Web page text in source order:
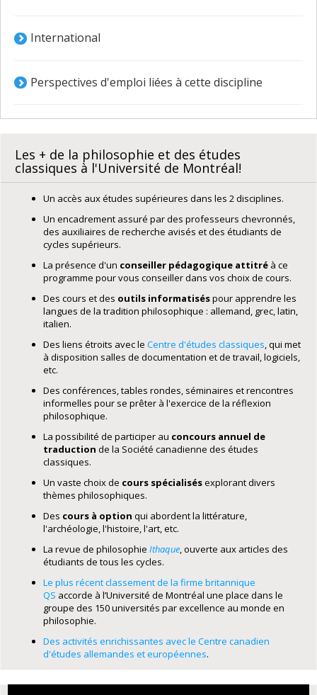
International
Perspectives d'emploi liées à cette discipline
Les + de la philosophie et des études
classiques à l'Université de Montréal!
Un accès aux études supérieures dans les 2 disciplines.
Un encadrement assuré par des professeurs chevronnés,
des auxiliaires de recherche avisés et des étudiants de
cycles supérieurs.
La présence d'un conseiller pédagogique attitré à ce
programme pour vous conseiller dans vos choix de cours.
Des cours et des outils informatiséspour apprendre les
langues de la tradition philosophique : allemand, grec, latin,
italien.
Des liens étroits avec le Centre d'études classiques, qui met
à disposition salles de documentation et de travail, logiciels,
etc.
Des conférences, tables rondes, séminaires et rencontres
informelles pour se prêter à l'exercice de la réflexion
philosophique.
La possibilité de participer au concours annuel de
traduction de la Société canadienne des études
classiques.
Un vaste choix de cours spécialisésexplorant divers
thèmes philosophiques.
Des cours à option qui abordent la littérature,
l'archéologie, l'histoire, l'art, etc.
La revue de philosophie Ithaque, ouverte aux articles des
étudiants de tous les cycles.
Le plus récent classement de la firme britannique
QS accorde à l’Université de Montréal une place dans le
groupe des 150 universités par excellence au monde en
philosophie.
Des activités enrichissantes avec le Centre canadien
d'études allemandes et européennes.